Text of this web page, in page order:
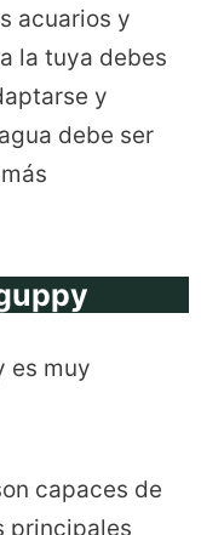
acuarios y
la tuya debes
y
debe ser
es muy
capaces de
principales